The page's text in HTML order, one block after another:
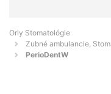
Orly Stomatológie
Zubné ambulancie,
PerioDentW